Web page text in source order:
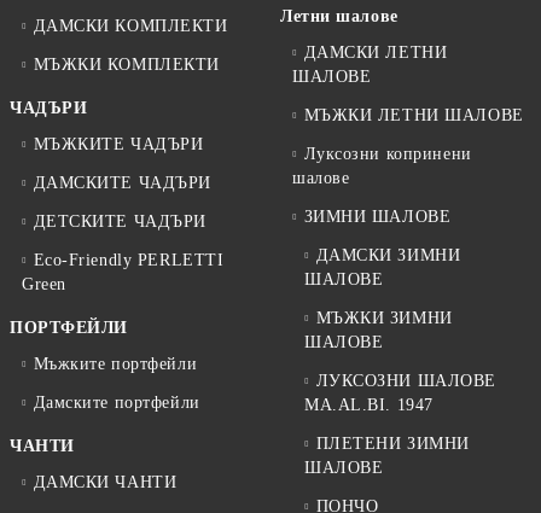
ДАМСКИ КОМПЛЕКТИ
МЪЖКИ КОМПЛЕКТИ
ЧАДЪРИ
МЪЖКИТЕ ЧАДЪРИ
ДАМСКИТЕ ЧАДЪРИ
ДЕТСКИТЕ ЧАДЪРИ
Eco-Friendly PERLETTI
Green
ПОРТФЕЙЛИ
Мъжките портфейли
Дамските портфейли
ЧАНТИ
ДАМСКИ ЧАНТИ
Летни шалове
ДАМСКИ ЛЕТНИ
ШАЛОВЕ
МЪЖКИ ЛЕТНИ ШАЛОВЕ
Луксозни копринени
шалове
ЗИМНИ ШАЛОВЕ
ДАМСКИ ЗИМНИ
ШАЛОВЕ
МЪЖКИ ЗИМНИ
ШАЛОВЕ
ЛУКСОЗНИ ШАЛОВЕ
MA.AL.BI. 1947
ПЛЕТЕНИ ЗИМНИ
ШАЛОВЕ
ПОНЧО